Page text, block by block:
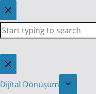
Skip
to
content
No
results
Dijital Dönüşüm